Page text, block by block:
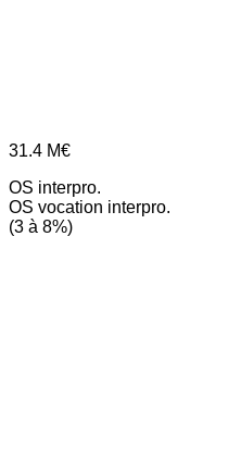
31.4 M€
OS interpro.
OS vocation interpro.
(3 à 8%)